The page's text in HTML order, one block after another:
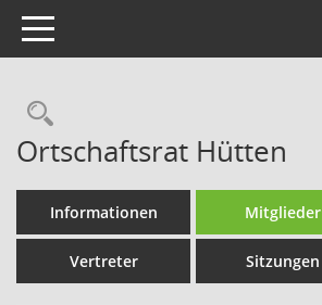
Toggle navigation
Rechercheauswahl
Ortschaftsrat Hütten
Informationen Mitglieder
Vertreter Sitzungen